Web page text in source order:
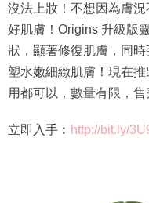
沒法上妝！不想因為膚
好肌膚！Origins 升級版
狀，顯著修復肌膚，同
塑水嫩細緻肌膚！現在
用都可以，數量有限，售
立即入手︰ http://bit.ly/